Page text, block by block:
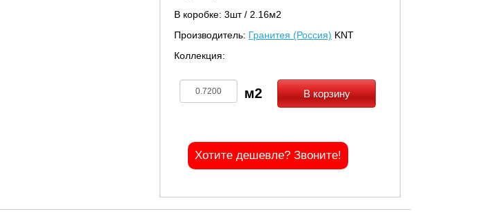
В коробке: 3шт / 2.16м2
Производитель: Гранитея (Россия) KNT
Коллекция:
В корзину
Хотите дешевле? Звоните!